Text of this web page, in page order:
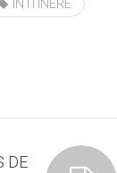
IN ITINERE
DE